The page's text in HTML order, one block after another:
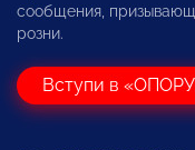
сообщения,
розни.
Вступи в